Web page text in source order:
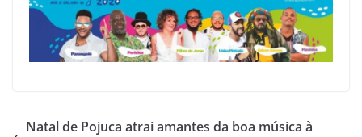
Natal de Pojuca atrai amantes da boa música à